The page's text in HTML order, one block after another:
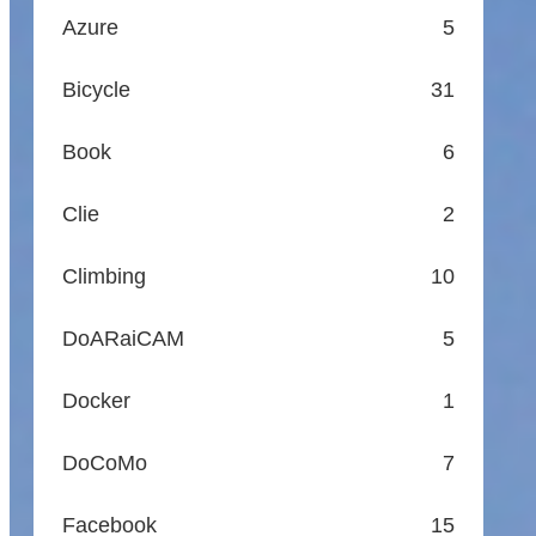
Azure 5
Bicycle 31
Book 6
Clie 2
Climbing 10
DoARaiCAM 5
Docker 1
DoCoMo 7
Facebook 15